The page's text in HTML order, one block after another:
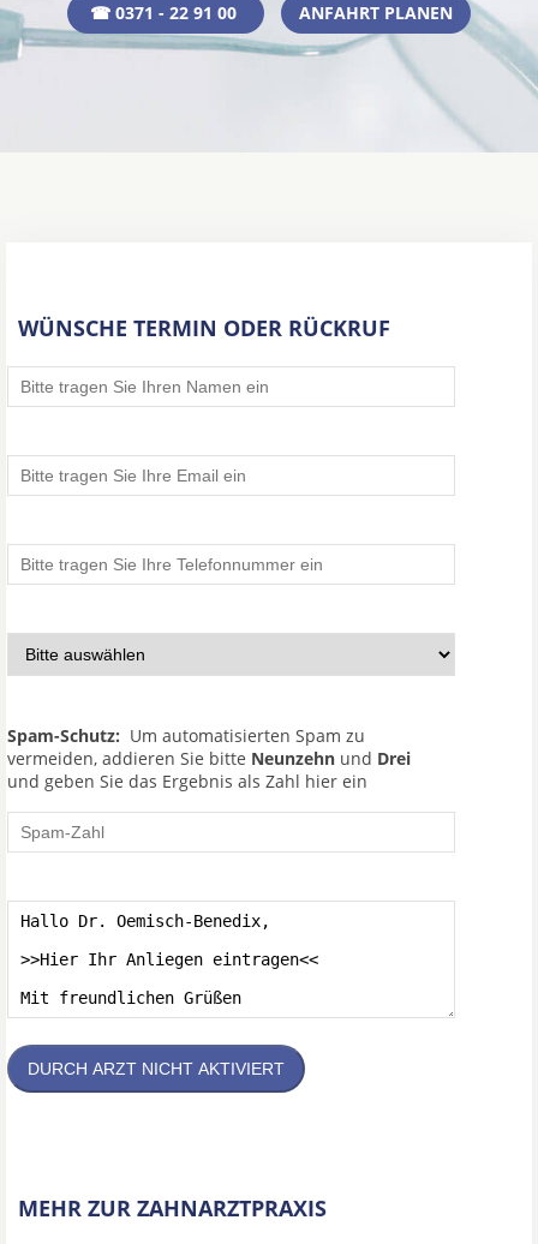
☎ 0371 - 22 91 00 ANFAHRT PLANEN
WÜNSCHE TERMIN ODER RÜCKRUF
Spam-Schutz: Um automatisierten Spam zu
vermeiden, addieren Sie bitte Neunzehn und Drei
und geben Sie das Ergebnis als Zahl hier ein
DURCH ARZT NICHT AKTIVIERT
MEHR ZUR ZAHNARZTPRAXIS